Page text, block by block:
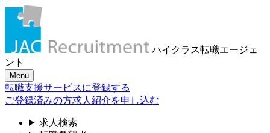
ハイクラス転職エージェ
ント
Menu
転職支援サービスに登録する
ご登録済みの方求人紹介を申し込む
求人検索